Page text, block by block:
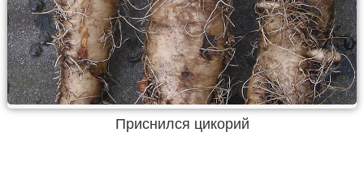
Приснился цикорий